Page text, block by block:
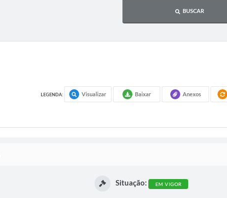
BUSCAR
LEGENDA: Visualizar Baixar Anexos
Situação: EM VIGOR